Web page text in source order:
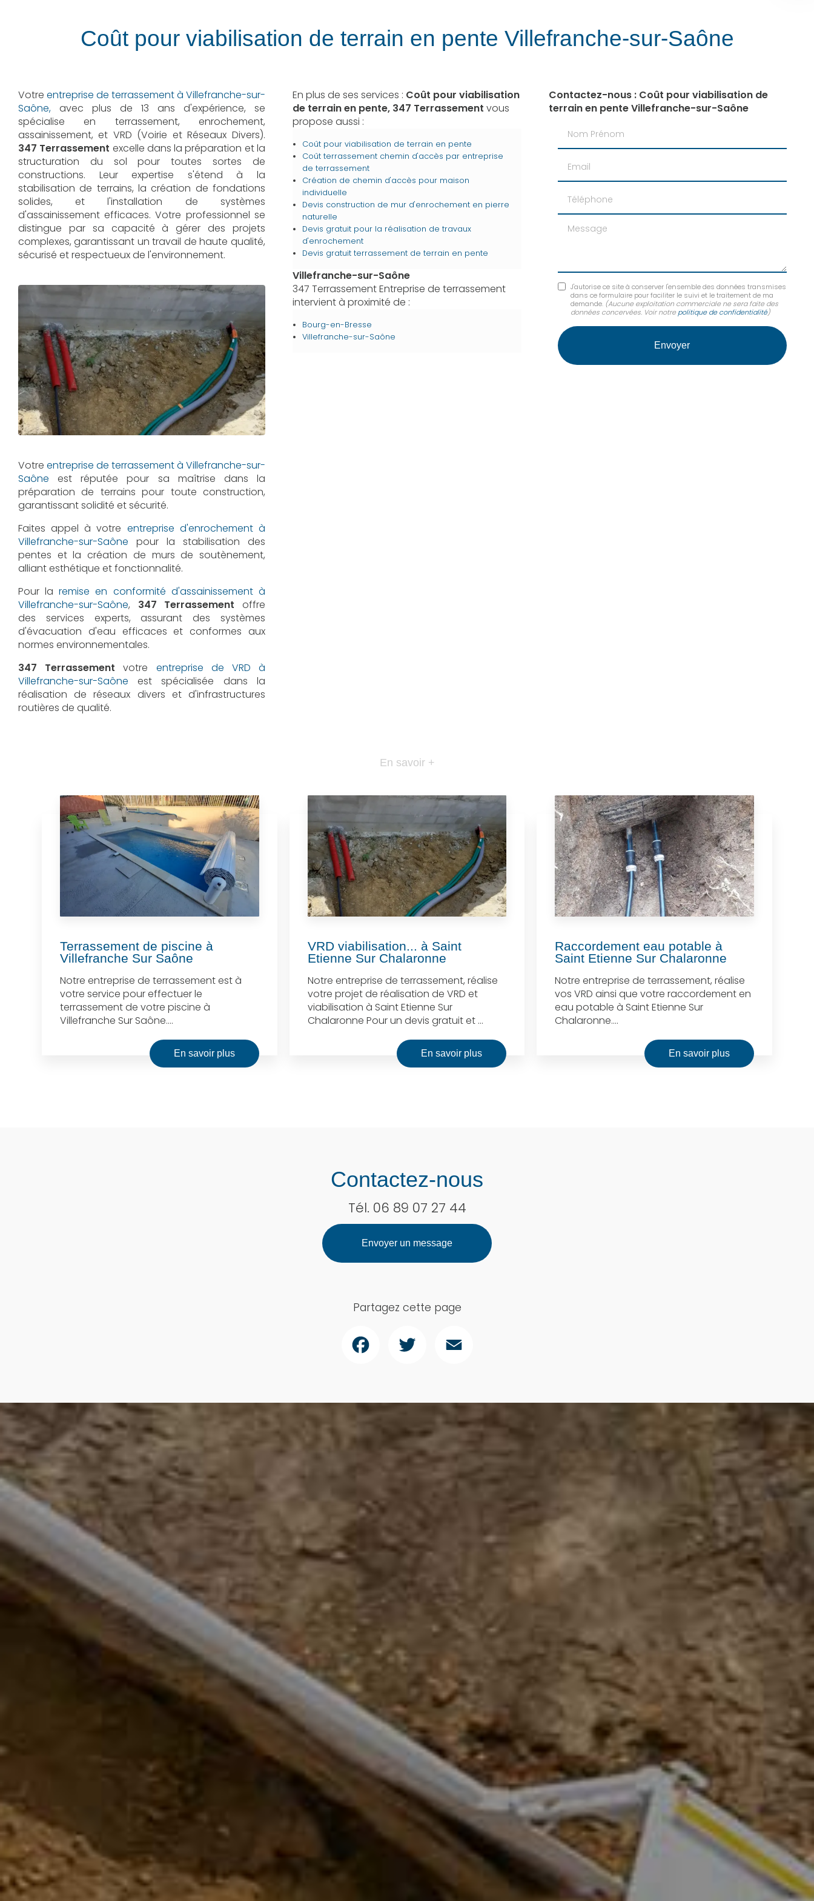
Coût pour viabilisation de terrain en pente Villefranche-sur-Saône
Votre entreprise de terrassement à Villefranche-sur-
Saône, avec plus de 13 ans d'expérience, se
spécialise en terrassement, enrochement,
assainissement, et VRD (Voirie et Réseaux Divers).
347 Terrassement excelle dans la préparation et la
structuration du sol pour toutes sortes de
constructions. Leur expertise s'étend à la
stabilisation de terrains, la création de fondations
solides, et l'installation de systèmes
d'assainissement efficaces. Votre professionnel se
distingue par sa capacité à gérer des projets
complexes, garantissant un travail de haute qualité,
sécurisé et respectueux de l'environnement.
Votre entreprise de terrassement à Villefranche-sur-
Saône est réputée pour sa maîtrise dans la
préparation de terrains pour toute construction,
garantissant solidité et sécurité.
Faites appel à votre entreprise d'enrochement à
Villefranche-sur-Saône pour la stabilisation des
pentes et la création de murs de soutènement,
alliant esthétique et fonctionnalité.
Pour laremise en conformité d'assainissement à
Villefranche-sur-Saône, 347 Terrassement offre
des services experts, assurant des systèmes
d'évacuation d'eau efficaces et conformes aux
normes environnementales.
347 Terrassementvotre entreprise de VRD à
Villefranche-sur-Saône est spécialisée dans la
réalisation de réseaux divers et d'infrastructures
routières de qualité.
En plus de ses services : Coût pour viabilisation
de terrain en pente, 347 Terrassement vous
propose aussi :
Coût pour viabilisation de terrain en pente
Coût terrassement chemin d'accès par entreprise
de terrassement
Création de chemin d'accès pour maison
individuelle
Devis construction de mur d'enrochement en pierre
naturelle
Devis gratuit pour la réalisation de travaux
d'enrochement
Devis gratuit terrassement de terrain en pente
Villefranche-sur-Saône
347 Terrassement Entreprise de terrassement
intervient à proximité de :
Bourg-en-Bresse
Villefranche-sur-Saône
Contactez-nous : Coût pour viabilisation de
terrain en pente Villefranche-sur-Saône
Message
J'autorise ce site à conserver l'ensemble des données transmises
dans ce formulaire pour faciliter le suivi et le traitement de ma
demande. (Aucune exploitation commerciale ne sera faite des
données concervées. Voir notre politique de confidentialité)
En savoir +
Terrassement de piscine à
Villefranche Sur Saône
Notre entreprise de terrassement est à
votre service pour effectuer le
terrassement de votre piscine à
Villefranche Sur Saône....
En savoir plus
VRD viabilisation... à Saint
Etienne Sur Chalaronne
Notre entreprise de terrassement, réalise
votre projet de réalisation de VRD et
viabilisation à Saint Etienne Sur
Chalaronne Pour un devis gratuit et ...
En savoir plus
Raccordement eau potable à
Saint Etienne Sur Chalaronne
Notre entreprise de terrassement, réalise
vos VRD ainsi que votre raccordement en
eau potable à Saint Etienne Sur
Chalaronne....
En savoir plus
Contactez-nous
Tél. 06 89 07 27 44
Envoyer un message
Partagez cette page